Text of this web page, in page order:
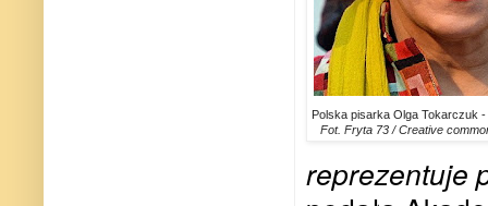
Polska pisarka Olga Tokarczuk
Fot. Fryta 73 / Creative
reprezentuje